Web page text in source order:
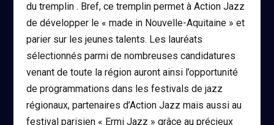
du tremplin . Bref, ce tremplin permet à Action Jazz
de développer le « made in Nouvelle-Aquitaine » et
parier sur les jeunes talents. Les lauréats
sélectionnés parmi de nombreuses candidatures
venant de toute la région auront ainsi l’opportunité
de programmations dans les festivals de jazz
régionaux, partenaires d’Action Jazz mais aussi au
festival parisien « Ermi Jazz » grâce au précieux